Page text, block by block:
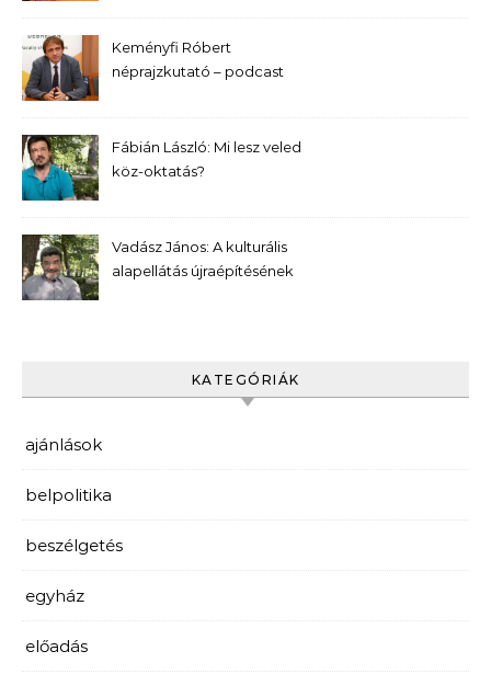
Keményfi Róbert
néprajzkutató – podcast
Fábián László: Mi lesz veled
köz-oktatás?
Vadász János: A kulturális
alapellátás újraépítésének
KATEGÓRIÁK
ajánlások
belpolitika
beszélgetés
egyház
előadás